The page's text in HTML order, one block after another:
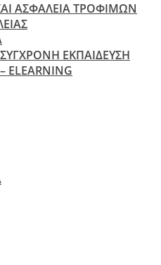
ΑΣΦΑΛΕΙΑ ΤΡΟΦΙΜΩΝ
ΕΚΠΑΙΔΕΥΣΗ